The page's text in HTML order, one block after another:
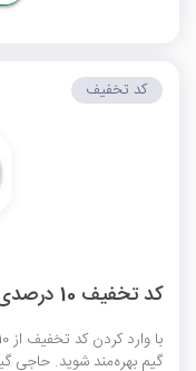
کد تخفیف 10 درصدی اکانت‌های قانونی حاجی گیم
گیم بهره‌مند شوید. حاجی
کد تخفیف